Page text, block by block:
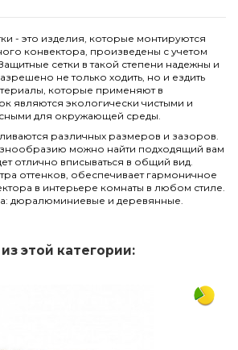
- это изделия, которые монтируются
конвектора, произведены с учетом
сетки в такой степени надежны и
не только ходить, но и ездить
которые применяют в
являются экологически чистыми и
для окружающей среды.
различных размеров и зазоров.
можно найти подходящий вам
отлично вписываться в общий вид.
оттенков, обеспечивает гармоничное
в интерьере комнаты в любом стиле.
дюралюминиевые и деревянные.
230
этой категории: